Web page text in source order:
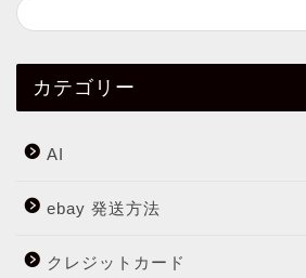
カテゴリー
AI
ebay 発送方法
クレジットカード